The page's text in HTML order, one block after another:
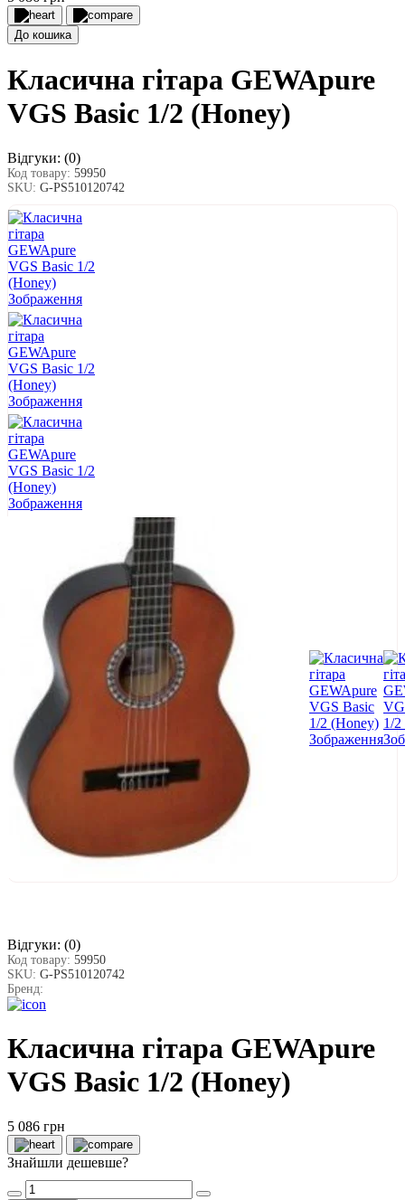
До кошика
Класична гітара GEWApure
VGS Basic 1/2 (Honey)
Відгуки: (0)
Код товару: 59950
SKU: G-PS510120742
Відгуки: (0)
Код товару: 59950
SKU: G-PS510120742
Бренд:
Класична гітара GEWApure
VGS Basic 1/2 (Honey)
5 086 грн
Знайшли дешевше?